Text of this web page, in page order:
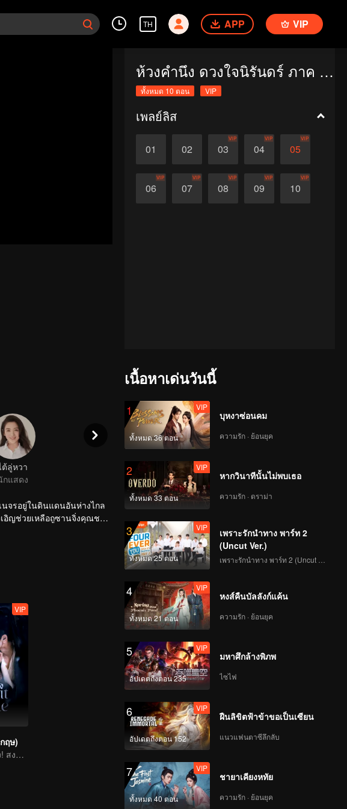
TH APP VIP
ห้วงคำนึง ดวงใจนิรันดร์ ภาค 1 (Special Edition)
ทั้งหมด 10 ตอน VIP
เพลย์ลิส
01 02 03
VIP
04
VIP
05
VIP
06
VIP
07
VIP
08
VIP
09
VIP
10
VIP
ต้ลู่หวา
กแสดง
นจรอยู่ในดินแดนอันห่างไกล
อิญช่วยเหลือถูซานจิ่งคุณชาย
วเยาแต่ก็จำกันไม่ได้จนผ่าน
VIP
ฤษ)
แต่งก่อนรักทีหลัง! สงครามหลอมรักแท้
เนื้อหาเด่นวันนี้
1
ทั้งหมด 36 ตอน
VIP
บุหงาซ่อนคม
ความรัก · ย้อนยุค
2
ทั้งหมด 33 ตอน
VIP
หากวินาทีนั้นไม่พบเธอ
ความรัก · ดราม่า
3
ทั้งหมด 25 ตอน
VIP
เพราะรักนำทาง พาร์ท 2
(Uncut Ver.)
4
ทั้งหมด 21 ตอน
VIP
หงส์คืนบัลลังก์แค้น
ความรัก · ย้อนยุค
5
อัปเดตถึงตอน 235
VIP
มหาศึกล้างพิภพ
ไซไฟ
6
อัปเดตถึงตอน 152
VIP
ฝืนลิขิตฟ้าข้าขอเป็นเซียน
แนวแฟนตาซีลึกลับ
7
ทั้งหมด 40 ตอน
VIP
ชายาเคียงหทัย
ความรัก · ย้อนยุค